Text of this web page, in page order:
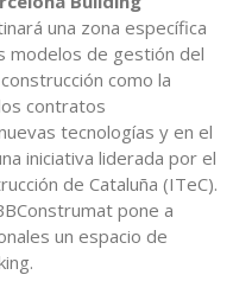
una zona específica
modelos de gestión del
como la
contratos
tecnologías y en el
iniciativa liderada por el
de Cataluña (ITeC).
pone a
un espacio de